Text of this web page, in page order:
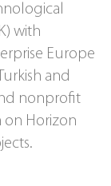
with
Europe
and
nonprofit
on Horizon